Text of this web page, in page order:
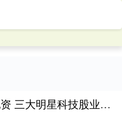
顺市配资 三大明星科技股业绩出炉，谷歌盘后涨超6%，微软Meta跳水